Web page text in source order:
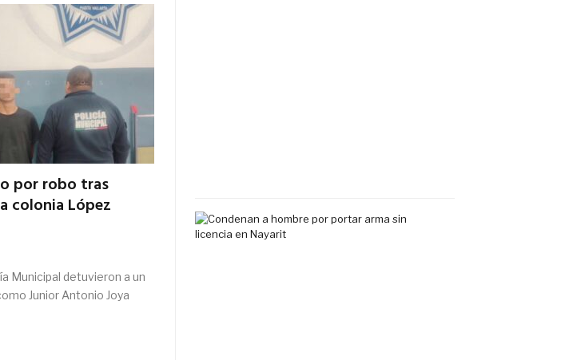
por robo tras
colonia López
Municipal detuvieron a un
Junior Antonio Joya